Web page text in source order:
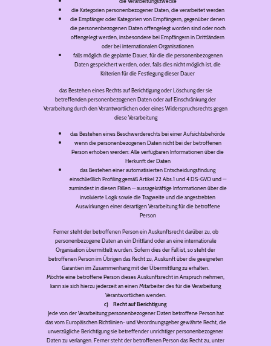
die Kategorien personenbezogener Daten, die verarbeitet werden
die Empfänger oder Kategorien von Empfängern, gegenüber denen
die personenbezogenen Daten offengelegt worden sind oder noch
offengelegt werden, insbesondere bei Empfängern in Drittländern
oder bei internationalen Organisationen
falls möglich die geplante Dauer, für die die personenbezogenen
Daten gespeichert werden, oder, falls dies nicht möglich ist, die
Kriterien für die Festlegung dieser Dauer
das Bestehen eines Rechts auf Berichtigung oder Löschung der sie
betreffenden personenbezogenen Daten oder auf Einschränkung der
Verarbeitung durch den Verantwortlichen oder eines Widerspruchsrechts gegen
diese Verarbeitung
das Bestehen eines Beschwerderechts bei einer Aufsichtsbehörde
wenn die personenbezogenen Daten nicht bei der betroffenen
Person erhoben werden: Alle verfügbaren Informationen über die
Herkunft der Daten
das Bestehen einer automatisierten Entscheidungsfindung
einschließlich Profiling gemäß Artikel 22 Abs.1 und 4 DS-GVO und —
zumindest in diesen Fällen — aussagekräftige Informationen über die
involvierte Logik sowie die Tragweite und die angestrebten
Auswirkungen einer derartigen Verarbeitung für die betroffene
Person
Ferner steht der betroffenen Person ein Auskunftsrecht darüber zu, ob
personenbezogene Daten an ein Drittland oder an eine internationale
Organisation übermittelt wurden. Sofern dies der Fall ist, so steht der
betroffenen Person im Übrigen das Recht zu, Auskunft über die geeigneten
Garantien im Zusammenhang mit der Übermittlung zu erhalten.
Möchte eine betroffene Person dieses Auskunftsrecht in Anspruch nehmen,
kann sie sich hierzu jederzeit an einen Mitarbeiter des für die Verarbeitung
Verantwortlichen wenden.
c) Recht auf Berichtigung
Jede von der Verarbeitung personenbezogener Daten betroffene Person hat
das vom Europäischen Richtlinien- und Verordnungsgeber gewährte Recht, die
unverzügliche Berichtigung sie betreffender unrichtiger personenbezogener
Daten zu verlangen. Ferner steht der betroffenen Person das Recht zu, unter